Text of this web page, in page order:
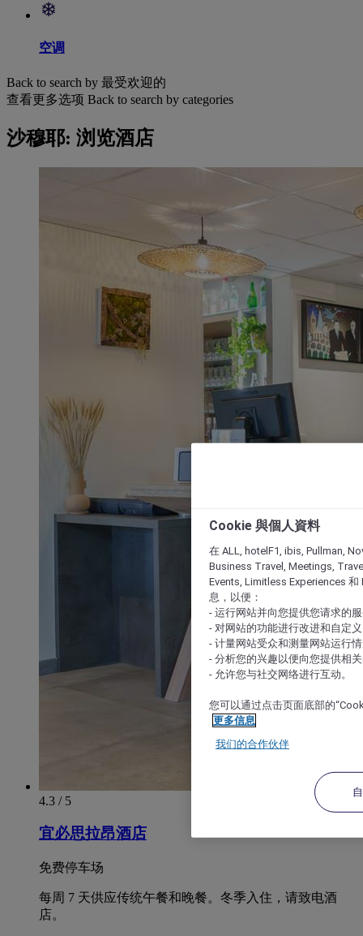
空调
Back to search by 最受欢迎的
查看更多选项 Back to search by categories
沙穆耶: 浏览酒店
4.3 / 5
宜必思拉昂酒店
免费停车场
每周 7 天供应传统午餐和晚餐。冬季入住，请致电酒
店。
Cookie 與個人資料
在 ALL, hotelF1, ibis, Pullman,
Business Travel, Meetings,
Events, Limitless Experiences 和
息，以便：
- 运行网站并向您提供您请求的
- 对网站的功能进行改进和自定义
- 计量网站受众和测量网站运行
- 分析您的兴趣以便向您提供相
- 允许您与社交网络进行互动。
您可以通过点击页面底部的
更多信息
我们的合作伙伴